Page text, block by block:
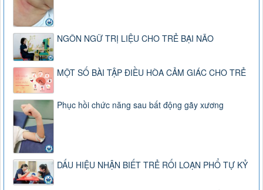
NGÔN NGỮ TRỊ LIỆU CHO TRẺ BẠI NÃO
MỘT SỐ BÀI TẬP ĐIỀU HÒA CẢM GIÁC CHO TRẺ
Phục hồi chức năng sau bất động gãy xương
DẤU HIỆU NHẬN BIẾT TRẺ RỐI LOẠN PHỔ TỰ KỶ